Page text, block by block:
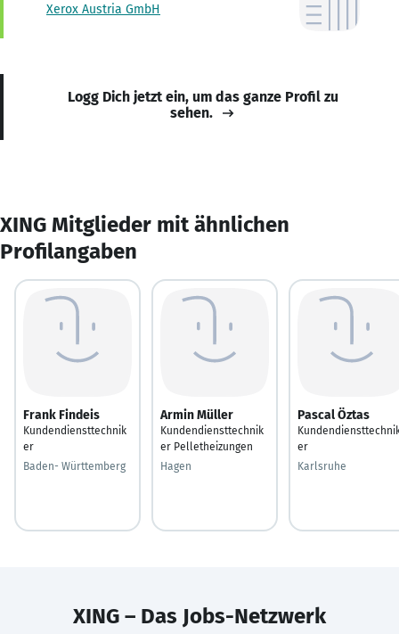
Xerox Austria GmbH
Logg Dich jetzt ein, um das ganze Profil zu
sehen.
XING Mitglieder mit ähnlichen
Profilangaben
Frank Findeis
Kundendiensttechnik
er
Baden- Württemberg
Armin Müller
Kundendiensttechnik
er Pelletheizungen
Hagen
Pascal Öztas
er
Karlsruhe
XING – Das Jobs-Netzwerk